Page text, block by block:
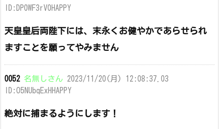
ID:DP0WF3rV0HAPPY
天皇皇后両陛下には、末永くお健やかであらせられ
ますことを願ってやみません
0052 名無しさん 2023/11/20(月) 12:08:37.03
ID:O5NUbqExHHAPPY
絶対に捕まるようにします！